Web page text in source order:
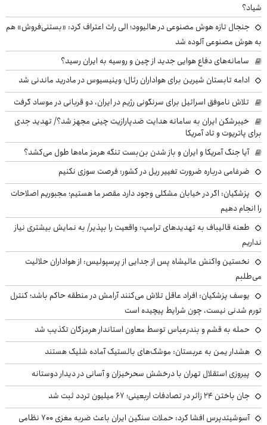
شیاد؟
جنجال تازه هوش مصنوعی در هالیوود؛ الی راث اعتراف کرد: «بستنی‌فروش» هم
به هوش مصنوعی آلوده شد
سامانه‌های دفاع هوایی جدید از چین و روسیه به ایران رسید؟
ادامه تابستان شیرین برای هواداران رئال؛ وینیسیوس در مادرید ماندنی شد
تلاش ناموفق اسرائیل برای سرنگونی رژیم در ایران، دو قربانی در موساد گرفت
خیبرشکن ایران به سامانه هدایت ضدپارازیت چینی مجهز شد؟/ تهدید جدی
برای پاتریوت و تاد آمریکا
آیا جنگ آمریکا و ایران و باز شدن بن‌بست تنگه هرمز ماه‌ها طول می‌کشد؟
ضرغامی درباره ضرورت تغییر ریل در کشور: فرصت سوزی نکنیم
پزشکیان: اگر در خیابان مشکلی وجود دارد مقصر ما هستیم؛ مجبوریم اصلاحات
را انجام دهیم
طعنه قالیباف به تهدیدهای ترامپ: واقعیت را بپذیر/ به نمایش بیشتری نیاز
نداریم
نخستین واکنش عالیشاه پس از جدایی از پرسپولیس: از هواداران حلالیت
می‌طلبم
یوسف پزشکیان: افراد عاقل تلاش می‌کنند آرامش در منطقه حاکم باشد؛ کنترل
تورم شدنی نیست، چون شرایط پیچیده است
حمله به قشم و بندرعباس توسط معاون استاندار هرمزگان تکذیب شد
هشدار یمن به عربستان: موشک‌های بالستیک آماده شلیک هستند
پیروزی استقلال تهران با درخشش سحرخیزان و آسانی در دیدار دوستانه
جان باختن ۲۴ زائر در تصادفات اربعینی؛ ۶۷ میلیون تردد ثبت شد
آسوشیتدپرس افشا کرد: حملات سنگین ایران باعث ضربه مغزی ۷۰۰ نظامی